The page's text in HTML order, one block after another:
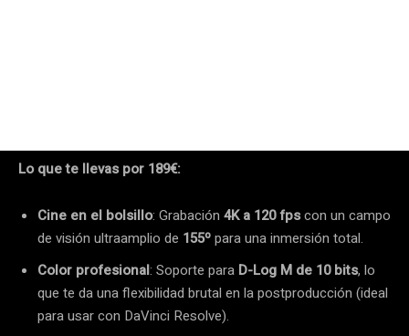
Lo que te llevas por 189€:
Cine en el bolsillo: Grabación 4K a 120 fpscon un campo
de visión ultraamplio de 155ºpara una inmersión total.
Color profesional: Soporte para D-Log M de 10 bits, lo
que te da una flexibilidad brutal en la postproducción (ideal
para usar con DaVinci Resolve).